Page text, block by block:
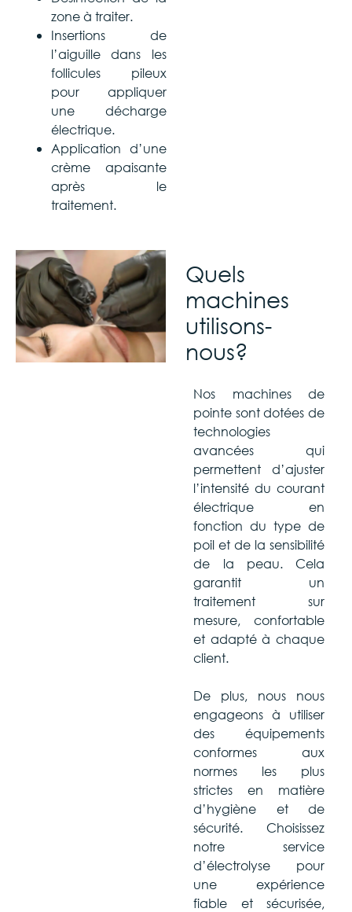
zone à traiter.
Insertions de
l’aiguille dans les
follicules pileux
pour appliquer
une décharge
électrique.
Application d’une
crème apaisante
après le
traitement.
Quels
machines
utilisons-
nous?
Nos machines de
pointe sont dotées de
technologies
avancées qui
permettent d’ajuster
l’intensité du courant
électrique en
fonction du type de
poil et de la sensibilité
de la peau. Cela
garantit un
traitement sur
mesure, confortable
et adapté à chaque
client.
De plus, nous nous
engageons à utiliser
des équipements
conformes aux
normes les plus
strictes en matière
d’hygiène et de
sécurité. Choisissez
notre service
d’électrolyse pour
une expérience
fiable et sécurisée,